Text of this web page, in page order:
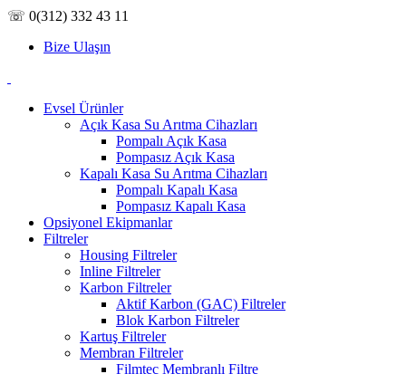
☏ 0(312) 332 43 11
Bize Ulaşın
Evsel Ürünler
Açık Kasa Su Arıtma Cihazları
Pompalı Açık Kasa
Pompasız Açık Kasa
Kapalı Kasa Su Arıtma Cihazları
Pompalı Kapalı Kasa
Pompasız Kapalı Kasa
Opsiyonel Ekipmanlar
Filtreler
Housing Filtreler
Inline Filtreler
Karbon Filtreler
Aktif Karbon (GAC) Filtreler
Blok Karbon Filtreler
Kartuş Filtreler
Membran Filtreler
Filmtec Membranlı Filtre